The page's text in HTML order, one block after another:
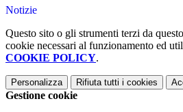
Notizie
Questo sito o gli strumenti terzi da
cookie necessari al funzionamento ed
COOKIE POLICY.
Personalizza Rifiuta tutti i cookies
Gestione cookie